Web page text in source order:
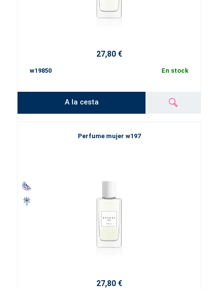
27,80 €
w19850 En stock
A la cesta
Perfume mujer w197
27,80 €